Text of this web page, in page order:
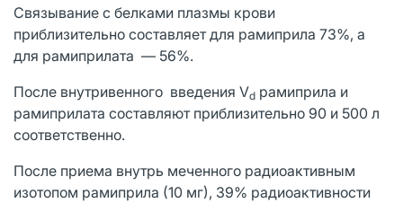
Связывание с белками плазмы крови
приблизительно составляет для рамиприла 73%, а
для рамиприлата — 56%.
После внутривенного введения Vd рамиприла и
рамиприлата составляют приблизительно 90 и 500 л
соответственно.
После приема внутрь меченного радиоактивным
изотопом рамиприла (10 мг), 39% радиоактивности